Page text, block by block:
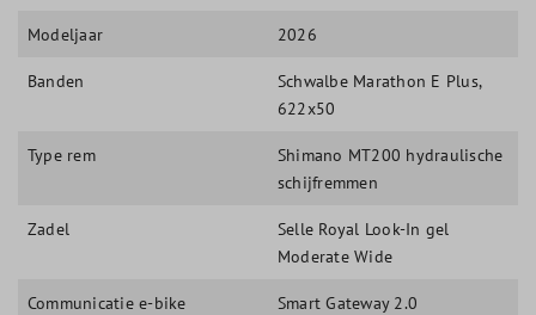
Modeljaar 2026
Banden
Schwalbe Marathon E Plus,
622x50
Type rem
Shimano MT200 hydraulische
schijfremmen
Zadel
Selle Royal Look-In gel
Moderate Wide
Communicatie e-bike Smart Gateway 2.0